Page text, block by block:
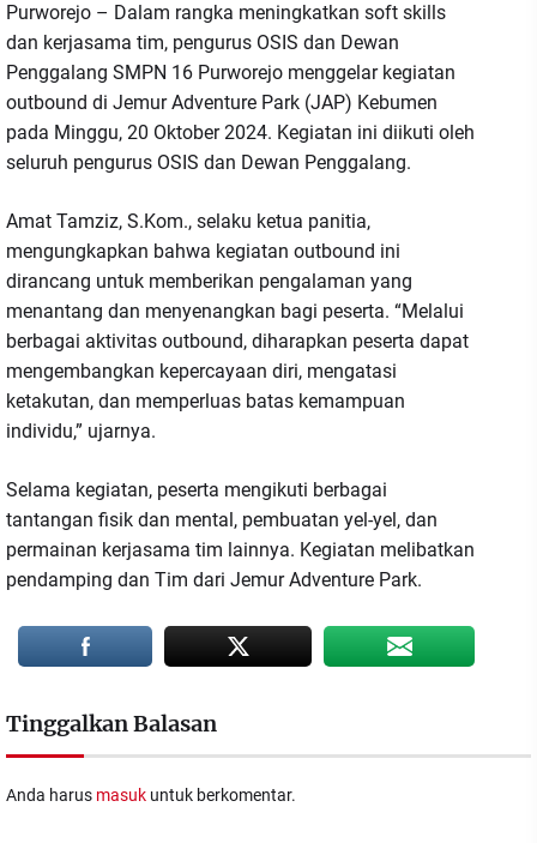
Purworejo – Dalam rangka meningkatkan soft skills
dan kerjasama tim, pengurus OSIS dan Dewan
Penggalang SMPN 16 Purworejo menggelar kegiatan
outbound di Jemur Adventure Park (JAP) Kebumen
pada Minggu, 20 Oktober 2024. Kegiatan ini diikuti oleh
seluruh pengurus OSIS dan Dewan Penggalang.
Amat Tamziz, S.Kom., selaku ketua panitia,
mengungkapkan bahwa kegiatan outbound ini
dirancang untuk memberikan pengalaman yang
menantang dan menyenangkan bagi peserta. “Melalui
berbagai aktivitas outbound, diharapkan peserta dapat
mengembangkan kepercayaan diri, mengatasi
ketakutan, dan memperluas batas kemampuan
individu,” ujarnya.
Selama kegiatan, peserta mengikuti berbagai
tantangan fisik dan mental, pembuatan yel-yel, dan
permainan kerjasama tim lainnya. Kegiatan melibatkan
pendamping dan Tim dari Jemur Adventure Park.
Tinggalkan Balasan
Anda harus masuk untuk berkomentar.